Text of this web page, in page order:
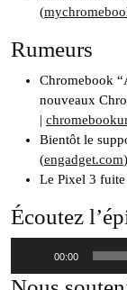
(
Rumeurs
Chromebook
nouveaux
|
Bientôt le
(engadget.com)
Le Pixel 3
Écoutez
00:00